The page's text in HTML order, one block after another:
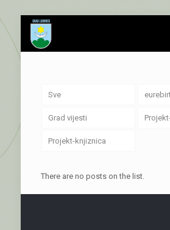
Sve
Grad vijesti
Projekt-knjiznica
There are no posts on the list.